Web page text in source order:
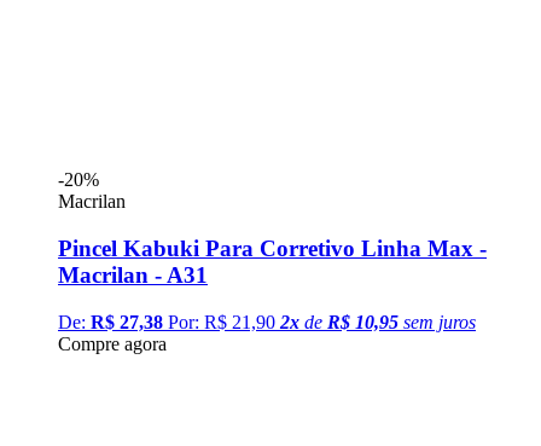
-20%
Macrilan
Pincel Kabuki Para Corretivo Linha Max -
Macrilan - A31
De: R$ 27,38 Por: R$ 21,90 2x de R$ 10,95 sem juros
Compre agora